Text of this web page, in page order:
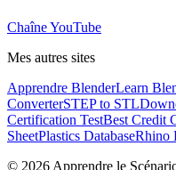
Chaîne YouTube
Mes autres sites
Apprendre BlenderLearn
ConverterSTEP to STL
Certification TestBest Credit
SheetPlastics DatabaseRhino
© 2026 Apprendre le